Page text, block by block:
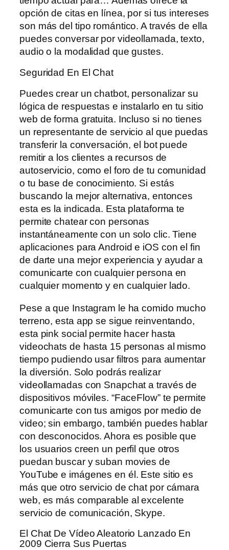
opción de citas en línea, por si tus intereses
son más del tipo romántico. A través de ella
puedes conversar por videollamada, texto,
audio o la modalidad que gustes.
Seguridad En El Chat
Puedes crear un chatbot, personalizar su
lógica de respuestas e instalarlo en tu sitio
web de forma gratuita. Incluso si no tienes
un representante de servicio al que puedas
transferir la conversación, el bot puede
remitir a los clientes a recursos de
autoservicio, como el foro de tu comunidad
o tu base de conocimiento. Si estás
buscando la mejor alternativa, entonces
esta es la indicada. Esta plataforma te
permite chatear con personas
instantáneamente con un solo clic. Tiene
aplicaciones para Android e iOS con el fin
de darte una mejor experiencia y ayudar a
comunicarte con cualquier persona en
cualquier momento y en cualquier lado.
Pese a que Instagram le ha comido mucho
terreno, esta app se sigue reinventando,
esta pink social permite hacer hasta
videochats de hasta 15 personas al mismo
tiempo pudiendo usar filtros para aumentar
la diversión. Solo podrás realizar
videollamadas con Snapchat a través de
dispositivos móviles. “FaceFlow” te permite
comunicarte con tus amigos por medio de
video; sin embargo, también puedes hablar
con desconocidos. Ahora es posible que
los usuarios creen un perfil que otros
puedan buscar y suban movies de
YouTube e imágenes en él. Este sitio es
más que otro servicio de chat por cámara
web, es más comparable al excelente
servicio de comunicación, Skype.
El Chat De Vídeo Aleatorio Lanzado En
2009 Cierra Sus Puertas